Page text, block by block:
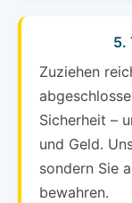
5.
Zuziehen
Sicherheit –
und Geld.
sondern Sie
bewahren.